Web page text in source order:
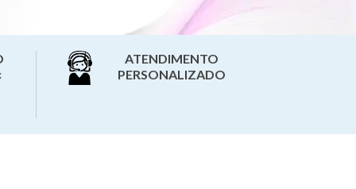
ATENDIMENTO
PERSONALIZADO